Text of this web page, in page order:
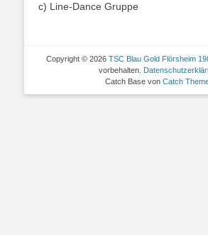
c) Line-Dance Gruppe
Copyright © 2026 TSC Blau Gold Flörsheim
vorbehalten.
Catch Base von Catch